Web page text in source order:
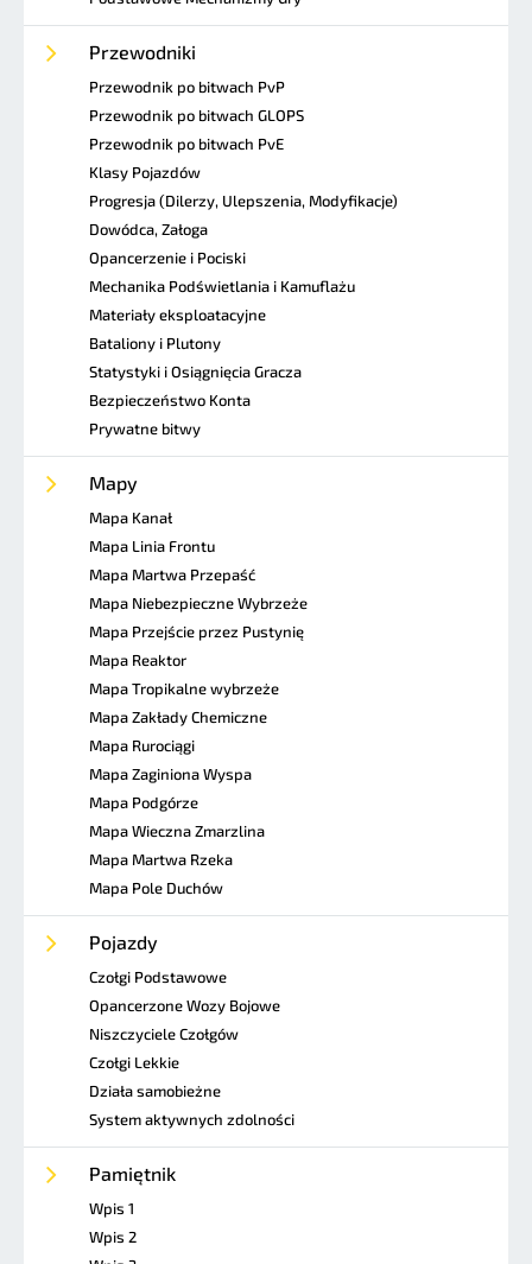
Przewodniki
Przewodnik po bitwach PvP
Przewodnik po bitwach GLOPS
Przewodnik po bitwach PvE
Klasy Pojazdów
Progresja (Dilerzy, Ulepszenia, Modyfikacje)
Dowódca, Załoga
Opancerzenie i Pociski
Mechanika Podświetlania i Kamuflażu
Materiały eksploatacyjne
Bataliony i Plutony
Statystyki i Osiągnięcia Gracza
Bezpieczeństwo Konta
Prywatne bitwy
Mapy
Mapa Kanał
Mapa Linia Frontu
Mapa Martwa Przepaść
Mapa Niebezpieczne Wybrzeże
Mapa Przejście przez Pustynię
Mapa Reaktor
Mapa Tropikalne wybrzeże
Mapa Zakłady Chemiczne
Mapa Rurociągi
Mapa Zaginiona Wyspa
Mapa Podgórze
Mapa Wieczna Zmarzlina
Mapa Martwa Rzeka
Mapa Pole Duchów
Pojazdy
Czołgi Podstawowe
Opancerzone Wozy Bojowe
Niszczyciele Czołgów
Czołgi Lekkie
Działa samobieżne
System aktywnych zdolności
Pamiętnik
Wpis 1
Wpis 2